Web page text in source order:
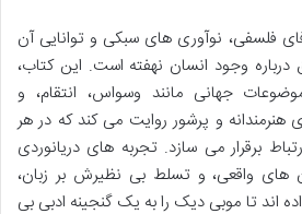
فلسفی، نوآوری های سبکی و توانایی آن
درباره وجود انسان نهفته است. این کتاب،
جهانی مانند وسواس، انتقام، و
هنرمندانه و پرشور روایت می کند که در هر
برقرار می سازد. تجربه های دریانوردی
های واقعی، و تسلط بی نظیرش بر زبان،
تا موبی دیک را به یک گنجینه ادبی بی